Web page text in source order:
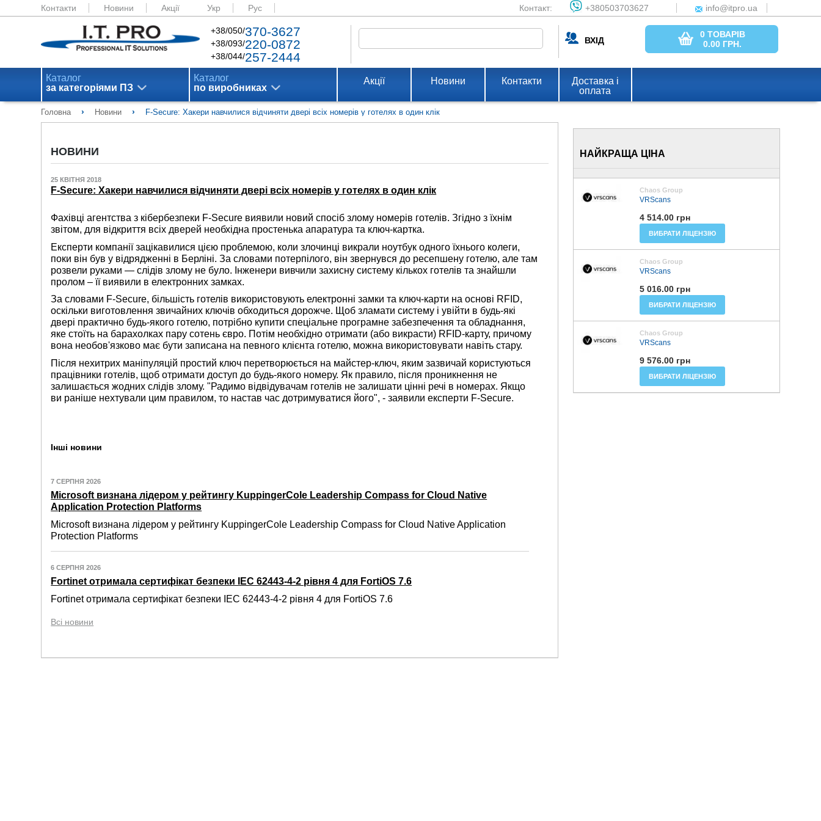
Контакти Новини Акції Укр Рус Контакт: +380503703627 info@itpro.ua
+38/050/370-3627
+38/093/220-0872
+38/044/257-2444
ВХІД
0 ТОВАРІВ
0.00 ГРН.
Каталог
за категоріями ПЗ
Каталог
по виробниках
Акції Новини Контакти
Доставка і
оплата
Головна › Новини › F-Secure: Хакери навчилися відчиняти двері всіх номерів у готелях в один клік
НОВИНИ
25 КВІТНЯ 2018
F-Secure: Хакери навчилися відчиняти двері всіх номерів у готелях в один клік
Фахівці агентства з кібербезпеки F-Secure виявили новий спосіб злому номерів готелів. Згідно з їхнім
звітом, для відкриття всіх дверей необхідна простенька апаратура та ключ-картка.
Експерти компанії зацікавилися цією проблемою, коли злочинці викрали ноутбук одного їхнього колеги,
поки він був у відрядженні в Берліні. За словами потерпілого, він звернувся до ресепшену готелю, але там
розвели руками — слідів злому не було. Інженери вивчили захисну систему кількох готелів та знайшли
пролом – її виявили в електронних замках.
За словами F-Secure, більшість готелів використовують електронні замки та ключ-карти на основі RFID,
оскільки виготовлення звичайних ключів обходиться дорожче. Щоб зламати систему і увійти в будь-які
двері практично будь-якого готелю, потрібно купити спеціальне програмне забезпечення та обладнання,
яке стоїть на барахолках пару сотень євро. Потім необхідно отримати (або викрасти) RFID-карту, причому
вона необов'язково має бути записана на певного клієнта готелю, можна використовувати навіть стару.
Після нехитрих маніпуляцій простий ключ перетворюється на майстер-ключ, яким зазвичай користуються
працівники готелів, щоб отримати доступ до будь-якого номеру. Як правило, після проникнення не
залишається жодних слідів злому. "Радимо відвідувачам готелів не залишати цінні речі в номерах. Якщо
ви раніше нехтували цим правилом, то настав час дотримуватися його", - заявили експерти F-Secure.
Інші новини
7 СЕРПНЯ 2026
Microsoft визнана лідером у рейтингу KuppingerCole Leadership Compass for Cloud Native
Application Protection Platforms
Microsoft визнана лідером у рейтингу KuppingerCole Leadership Compass for Cloud Native Application
Protection Platforms
6 СЕРПНЯ 2026
Fortinet отримала сертифікат безпеки IEC 62443-4-2 рівня 4 для FortiOS 7.6
Fortinet отримала сертифікат безпеки IEC 62443-4-2 рівня 4 для FortiOS 7.6
Всі новини
НАЙКРАЩА ЦІНА
Chaos Group
VRScans
4 514.00 грн
ВИБРАТИ ЛІЦЕНЗІЮ
Chaos Group
VRScans
5 016.00 грн
ВИБРАТИ ЛІЦЕНЗІЮ
Chaos Group
VRScans
9 576.00 грн
ВИБРАТИ ЛІЦЕНЗІЮ